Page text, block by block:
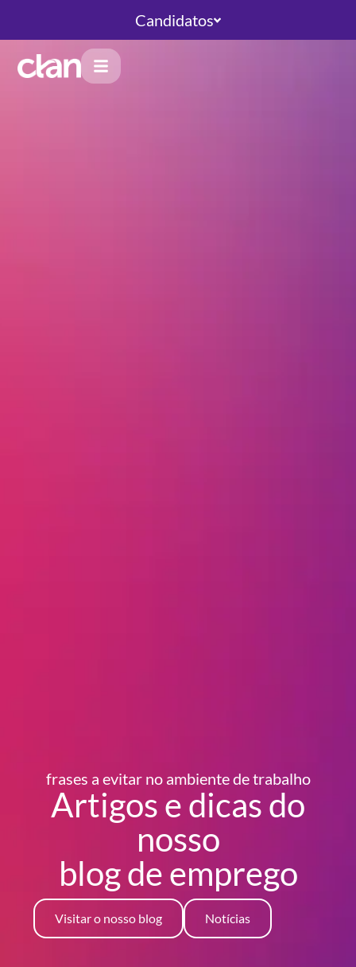
Candidatos
frases a evitar no ambiente de trabalho
Artigos e dicas do
nosso
blogde emprego
Visitar o nosso blog Notícias